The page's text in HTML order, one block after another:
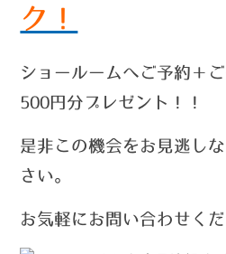
ク！
ショールームへご予約＋
500円分プレゼント！！
是非この機会をお見逃し
さい。
お気軽にお問い合わせくだ